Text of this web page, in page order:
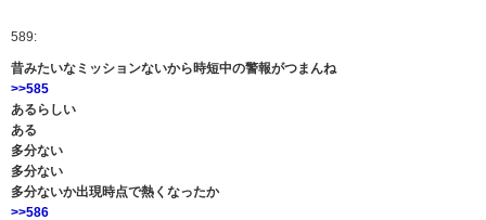
589:
昔みたいなミッションないから時短中の警報がつまんね
>>585
あるらしい
ある
多分ない
多分ない
多分ないか出現時点で熱くなったか
>>586